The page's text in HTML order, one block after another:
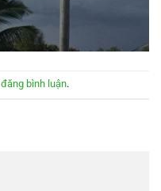
đăng bình luận.